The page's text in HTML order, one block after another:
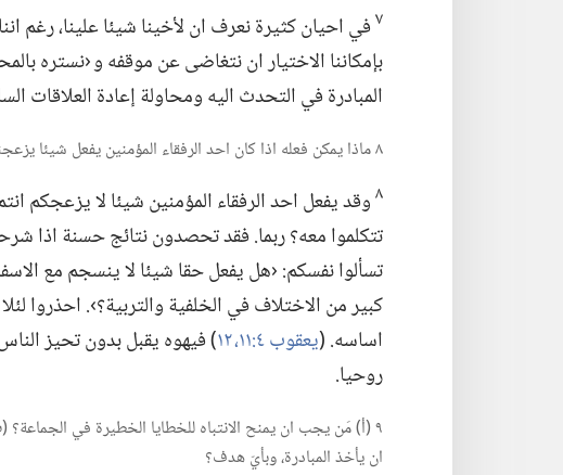
٧في احيان كثيرة نعرف ان لأخينا شيئا علينا،‏ رغم
بإمكاننا الاختيار ان نتغاضى عن موقفه و ‹نستره
المبادرة في التحدث اليه ومحاولة إعادة العلاقات
٨ ماذا يمكن فعله اذا كان احد الرفقاء المؤمنين يفعل شيئا يزعجنا؟‏
٨وقد يفعل احد الرفقاء المؤمنين شيئا لا يزعجكم
تتكلموا معه؟‏ ربما.‏ فقد تحصدون نتائج حسنة اذا
تسألوا نفسكم:‏ ‹هل يفعل حقا شيئا لا ينسجم مع
كبير من الاختلاف في الخلفية والتربية؟‏›.‏ احذروا
اساسه.‏ (‏يعقوب ٤:‏​١١،‏ ١٢
‏)‏ فيهوه يقبل بدون تحيز
روحيا.‏
٩ (‏أ)‏ مَن يجب ان يمنح الانتباه للخطايا الخطيرة في
ان يأخذ المبادرة،‏ وبأيّ هدف؟‏